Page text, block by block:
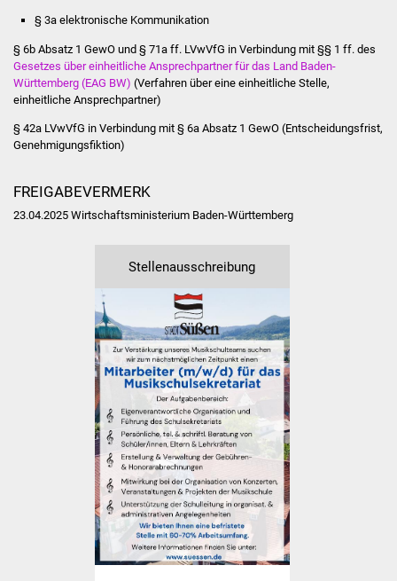
Erlebnisregion
Schwäbischer Albtrauf
Industriekultur
Senioren
Stadtseniorenrat
Ältere
Seniorenwohn- und
Pflegeheim
Familien
Familientreff
Kinder und Jugendliche
Schülerferienprogramm
§ 3a elektronische Kommunikation
§ 6b Absatz 1 GewO und § 71a ff. LVwVfG in Verbindung mit §§ 1 ff. des
Gesetzes über einheitliche Ansprechpartner für das Land Baden-
Württemberg (EAG BW) (Verfahren über eine einheitliche Stelle,
einheitliche Ansprechpartner)
§ 42a LVwVfG in Verbindung mit § 6a Absatz 1 GewO (Entscheidungsfrist,
Genehmigungsfiktion)
FREIGABEVERMERK
23.04.2025 Wirtschaftsministerium Baden-Württemberg
Stellenausschreibung